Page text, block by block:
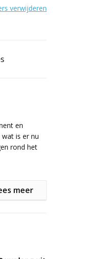
verwijderen
en
is er nu
rond het
Welk
beste:
meer